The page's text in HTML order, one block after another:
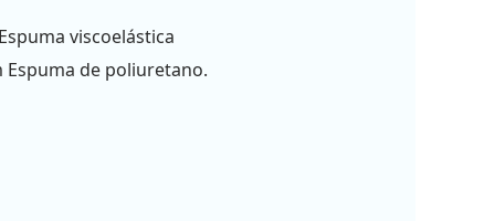
viscoelástica
Espuma de poliuretano.